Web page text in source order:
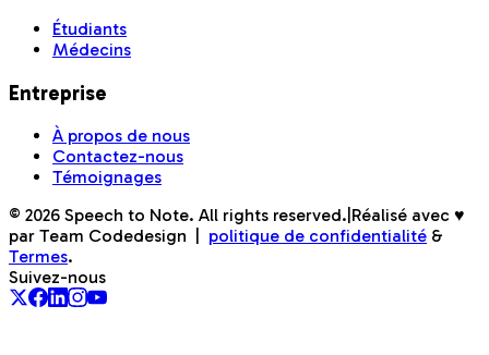
Étudiants
Médecins
Entreprise
À propos de nous
Contactez-nous
Témoignages
© 2026 Speech to Note. All rights reserved. Réalisé avec ♥
par Team Codedesign
politique de confidentialité &
Termes.
Suivez-nous